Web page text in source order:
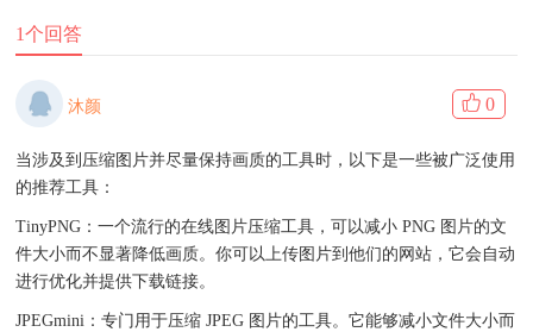
1个回答
沐颜 0
当涉及到压缩图片并尽量保持画质的工具时，以下是一些被广泛使用
的推荐工具：
TinyPNG：一个流行的在线图片压缩工具，可以减小 PNG 图片的文
件大小而不显著降低画质。你可以上传图片到他们的网站，它会自动
进行优化并提供下载链接。
JPEGmini：专门用于压缩 JPEG 图片的工具。它能够减小文件大小而